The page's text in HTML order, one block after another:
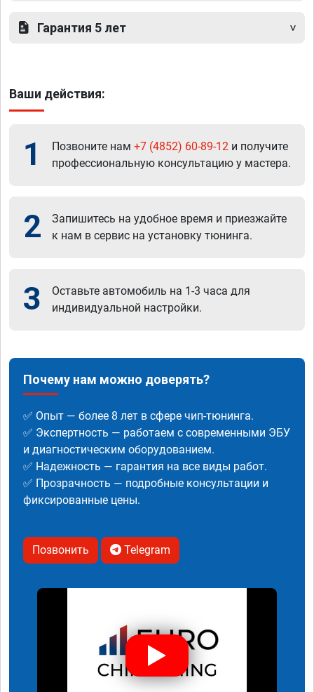
Гарантия 5 лет
Ваши действия:
1 Позвоните нам +7 (4852) 60-89-12 и получите
профессиональную консультацию у мастера.
2
Запишитесь на удобное время и приезжайте
к нам в сервис на установку тюнинга.
3
Оставьте автомобиль на 1-3 часа для
индивидуальной настройки.
Почему нам можно доверять?
✅ Опыт — более 8 лет в сфере чип-тюнинга.
✅ Экспертность — работаем с современными ЭБУ
и диагностическим оборудованием.
✅ Надежность — гарантия на все виды работ.
✅ Прозрачность — подробные консультации и
фиксированные цены.
Позвонить Telegram